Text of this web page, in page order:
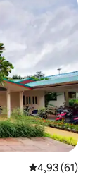
4,93 de uma
4,93 (61)